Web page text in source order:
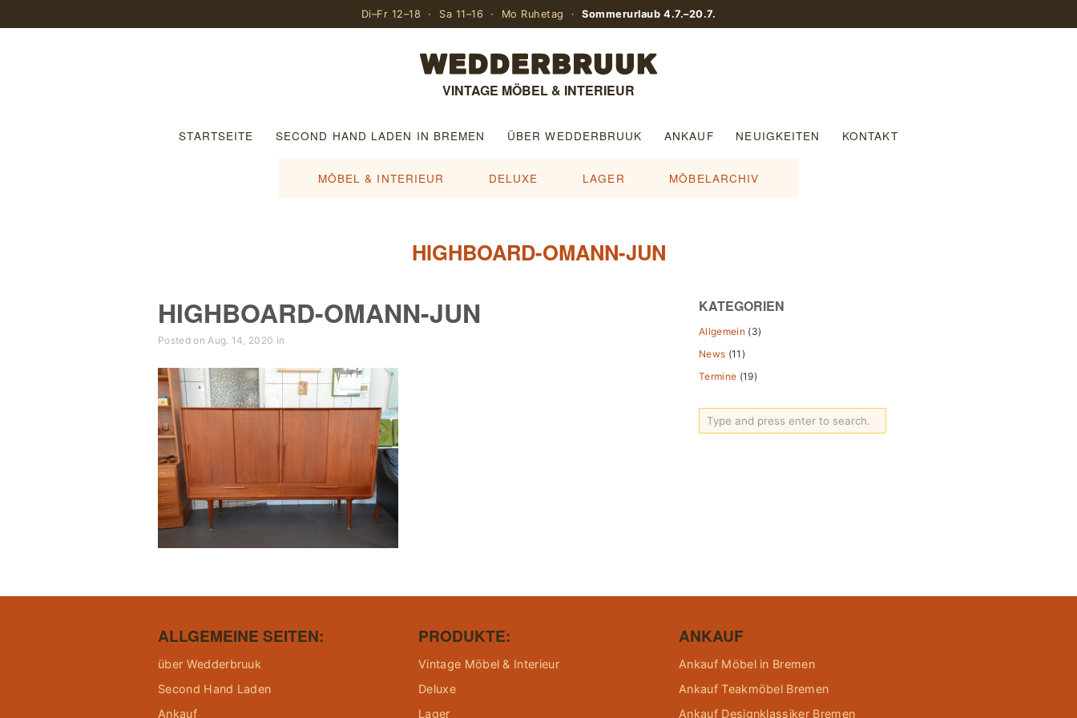
Di–Fr 12–18 · Sa 11–16 · Mo Ruhetag ·Sommerurlaub 4.7.–20.7.
VINTAGE MÖBEL & INTERIEUR
STARTSEITE SECOND HAND LADEN IN BREMEN ÜBER WEDDERBRUUK ANKAUF NEUIGKEITEN KONTAKT
MÖBEL & INTERIEUR DELUXE LAGER MÖBELARCHIV
HIGHBOARD-OMANN-JUN
HIGHBOARD-OMANN-JUN
Posted on Aug. 14, 2020 in
KATEGORIEN
Allgemein (3)
News (11)
Termine (19)
ALLGEMEINE SEITEN:
über Wedderbruuk
Second Hand Laden
Ankauf
PRODUKTE:
Vintage Möbel & Interieur
Deluxe
Lager
ANKAUF
Ankauf Möbel in Bremen
Ankauf Teakmöbel Bremen
Ankauf Designklassiker Bremen